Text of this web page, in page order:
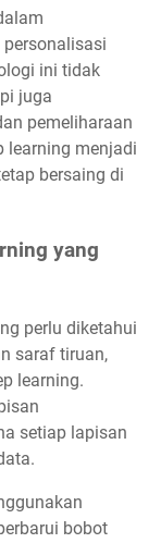
ini tidak
juga
pemeliharaan
learning menjadi
bersaing di
yang
perlu diketahui
saraf tiruan,
learning.
setiap lapisan
bobot